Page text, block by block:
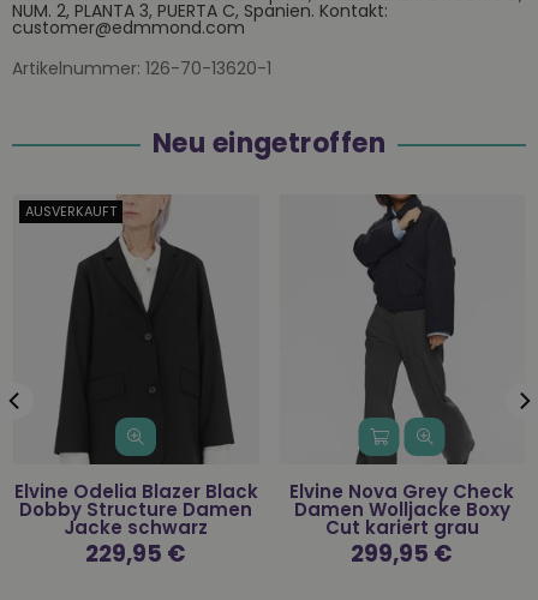
NUM. 2, PLANTA 3, PUERTA C, Spanien. Kontakt:
customer@edmmond.com
Artikelnummer: 126-70-13620-1
Neu eingetroffen
AUSVERKAUFT
Elvine Odelia Blazer Black
Dobby Structure Damen
Jacke schwarz
Normaler
Preis
229,95 €
Elvine Nova Grey Check
Damen Wolljacke Boxy
Cut kariert grau
Normaler
Preis
299,95 €